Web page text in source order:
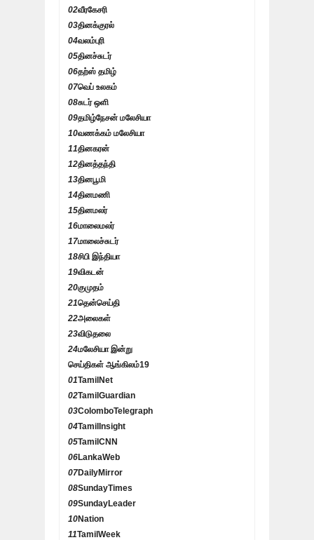
02வீரகேசரி
03தினக்குரல்
04வலம்புரி
05தினச்சுடர்
06தற்ஸ் தமிழ்
07வெப் உலகம்
08சுடர் ஒளி
09தமிழ்நேசன் மலேசியா
10வணக்கம் மலேசியா
11தினகரன்
12தினத்தந்தி
13தினபூமி
14தினமணி
15தினமலர்
16மாலைமலர்
17மாலைச்சுடர்
18சிபி இந்தியா
19விகடன்
20குமுதம்
21தென்செய்தி
22அலைகள்
23விடுதலை
24மலேசியா இன்று
செய்திகள் ஆங்கிலம்19
01TamilNet
02TamilGuardian
03ColomboTelegraph
04TamilInsight
05TamilCNN
06LankaWeb
07DailyMirror
08SundayTimes
09SundayLeader
10Nation
11TamilWeek